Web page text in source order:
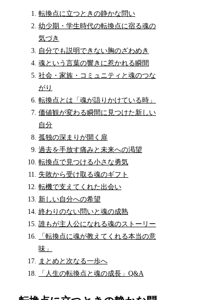
転換点に立つときの静かな問い
幼少期・学生時代の転換点に宿る魂の
気づき
自分でも説明できない胸のざわめき
魂という言葉の響きに惹かれる瞬間
社会・家族・コミュニティと魂のつな
がり
転換点とは「魂が語りかけている時」
価値観が変わる瞬間に見つけた新しい
自分
孤独の深まりが開く扉
過去を手放す痛みと未来への渇望
転換点で見つける小さな勇気
失敗から受け取る魂のギフト
転機で支えてくれた出会い
新しい自分への希望
終わりのない問いと魂の成熟
誰もが主人公になれる魂のストーリー
「転換点に魂が教えてくれる本当の意
味」
まとめと次なる一歩へ
「人生の転換点と魂の成長」Q&A